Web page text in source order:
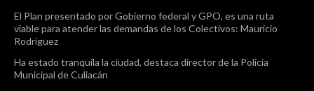
El Plan presentado por Gobierno federal y GPO, es una ruta
viable para atender las demandas de los Colectivos: Mauricio
Rodríguez
Ha estado tranquila la ciudad, destaca director de la Policía
Municipal de Culiacán